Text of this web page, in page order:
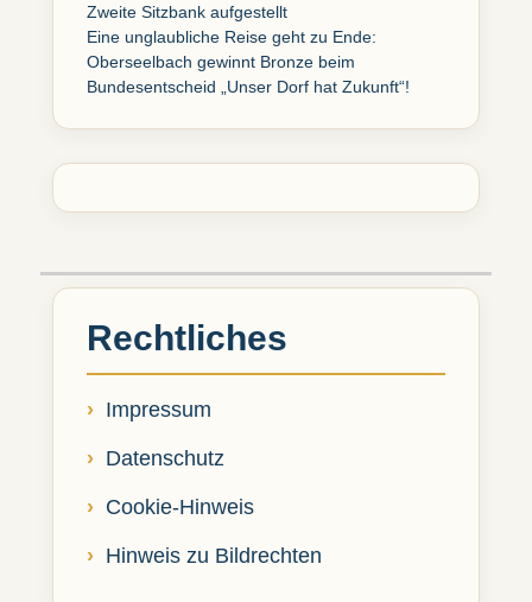
Zweite Sitzbank aufgestellt
Eine unglaubliche Reise geht zu Ende:
Oberseelbach gewinnt Bronze beim
Bundesentscheid „Unser Dorf hat Zukunft“!
Rechtliches
Impressum
Datenschutz
Cookie-Hinweis
Hinweis zu Bildrechten